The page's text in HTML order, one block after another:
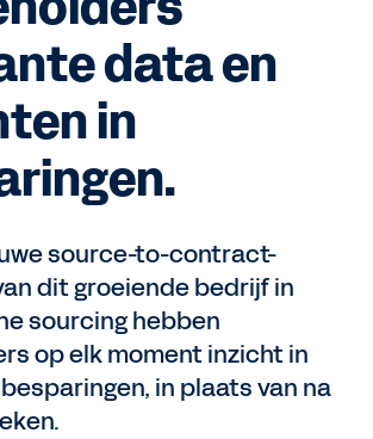
data en
in
source-to-contract-
dit groeiende bedrijf in
sourcing hebben
op elk moment inzicht in
in plaats van na